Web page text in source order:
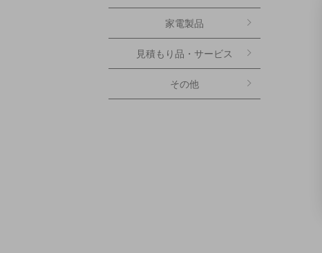
家電製品
見積もり品・サービス
その他